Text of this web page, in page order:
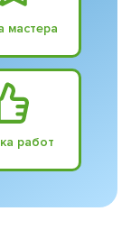
мастера
работ